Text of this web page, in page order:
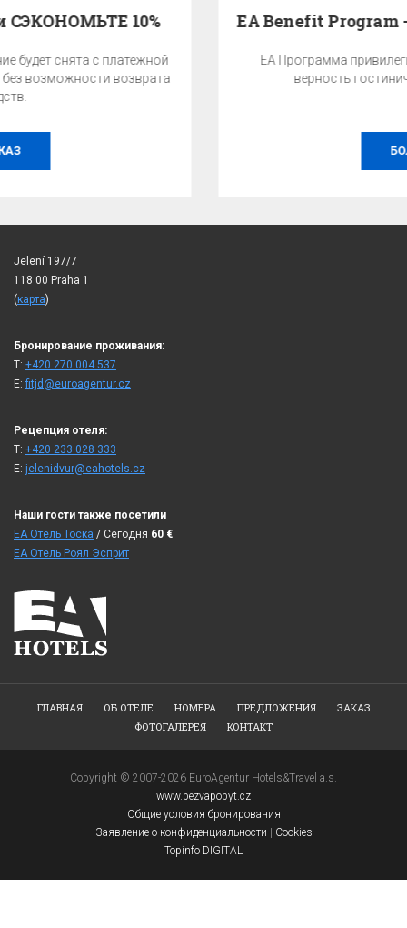
EA Benefit Program - Программа привилегий
EA Программа привилегий – это награда за Вашу
верность гостиничной сети EA Hotels.
Jelení 197/7
118 00 Praha 1
(карта)
Бронирование проживания:
T: +420 270 004 537
E:fitjd@euroagentur.cz
Рецепция отеля:
T: +420 233 028 333
E: jelenidvur@eahotels.cz
Наши гости также посетили
ЕА Отель Тоска / Сегодня 60 €
ЕА Отель Роял Эсприт
ГЛАВНАЯ ОБ ОТЕЛЕ НОМЕРА ПРЕДЛОЖЕНИЯ
ЗАКАЗ
ФОТОГАЛЕРЕЯ
КОНТАКТ
Copyright © 2007-2026 EuroAgentur Hotels&Travel a.s.
www.bezvapobyt.cz
Общие условия бронирования
Заявление о конфиденциальности
Cookies
Topinfo DIGITAL